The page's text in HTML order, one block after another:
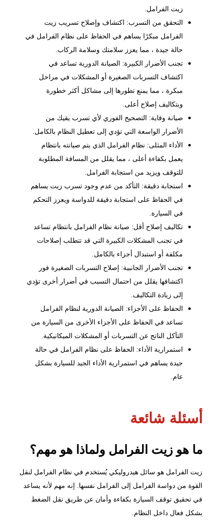
زيت الفرامل.
التحقق من التسرب: اكتشاف وإصلاح تسريب زيت
الفرامل مبكرًا يساهم في الحفاظ على نظام الفرامل في
حالة جيدة ، مما يعزز سلامتك وسلامة الركاب.
تجنب الأضرار الكبيرة: الصيانة الدورية تساعد في
اكتشاف التسربات الصغيرة أو المشكلات في مراحل
مبكرة ، مما يمنع تطورها إلى مشاكل أكثر خطورة
وبتكاليف إصلاح أعلى.
صيانة وقاية: التصحيح الفوري لأي تسرب يقيك من
الأضرار الواسعة التي تؤدي إلى تعطيل النظام بالكامل.
الأداء المثلى: نظام الفرامل الذي يتم صيانته بانتظام
يعمل بكفاءة أعلى ، مما يقلل من المسافة المطلوبة
للتوقف ويزيد من استجابة الفرامل.
استجابة دقيقة: التأكد من عدم وجود تسرب زيت يساهم
في الحفاظ على استجابة دقيقة للدواسة ويعزز التحكم
في السيارة.
تكاليف إصلاح أقل: صيانة نظام الفرامل بانتظام تساعد
في تجنب المشكلات الكبيرة التي قد تتطلب إصلاحات
مكلفة أو استبدال أجزاء بالكامل.
تجنب الأضرار الجانبية: إصلاح التسربات الصغيرة فور
اكتشافها يقلل من احتمال التسبب في أضرار أخرى تؤدي
إلى زيادة التكاليف.
الحفاظ على الأجزاء: الصيانة الدورية لنظام الفرامل
تساعد في الحفاظ على الأجزاء الأخرى من السيارة من
التآكل الناتج عن التسربات أو المشكلات الميكانيكية.
استمرارية الأداء: الحفاظ على نظام الفرامل في حالة
جيدة يساهم في استمرارية الأداء الجيد للسيارة بشكل
عام.
أسئلة شائعة
ما هو زيت الفرامل ولماذا هو مهم؟
زيت الفرامل هو سائل هيدروليكي يُستخدم في نظام الفرامل لنقل
القوة من دواسة الفرامل إلى الفرامل نفسها. إنه مهم لأنه يساعد
في تحقيق توقف السيارة بكفاءة وأمان عن طريق نقل الضغط
بشكل فعال داخل النظام.